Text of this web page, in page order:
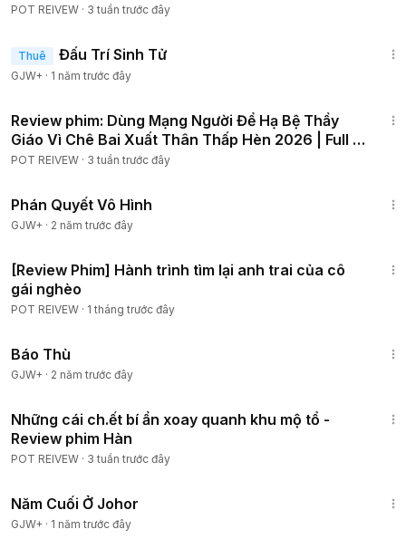
POT REIVEW · 3 tuần trước đây
Thuê Đấu Trí Sinh Tử
GJW+ · 1 năm trước đây
Review phim: Dùng Mạng Người Để Hạ Bệ Thầy
Giáo Vì Chê Bai Xuất Thân Thấp Hèn 2026 | Full 6
Tập
POT REIVEW · 3 tuần trước đây
Phán Quyết Vô Hình
GJW+ · 2 năm trước đây
[Review Phim] Hành trình tìm lại anh trai của cô
gái nghèo
POT REIVEW · 1 tháng trước đây
Báo Thù
GJW+ · 2 năm trước đây
Những cái ch.ết bí ẩn xoay quanh khu mộ tổ -
Review phim Hàn
POT REIVEW · 3 tuần trước đây
Năm Cuối Ở Johor
GJW+ · 1 năm trước đây